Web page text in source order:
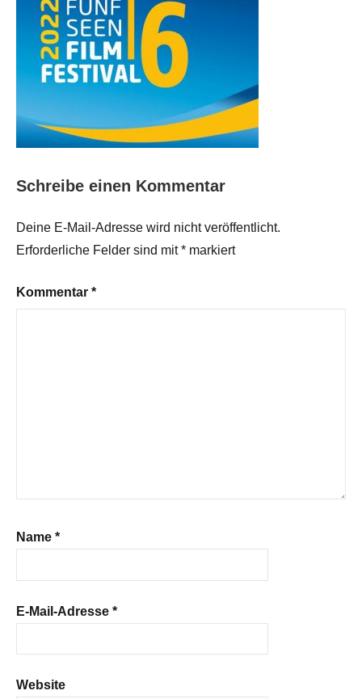
Schreibe einen Kommentar
Deine E-Mail-Adresse wird nicht veröffentlicht.
Erforderliche Felder sind mit* markiert
Kommentar *
Name *
E-Mail-Adresse *
Website